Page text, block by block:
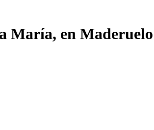
María, en Maderuelo